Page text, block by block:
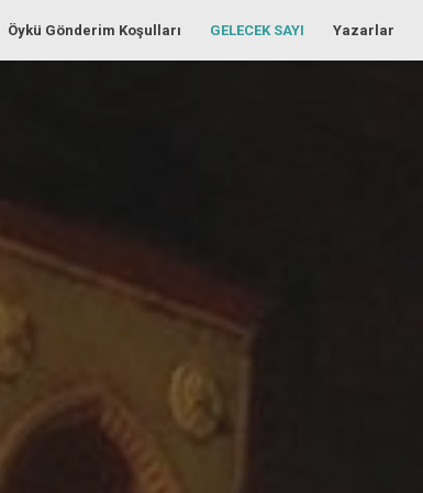
Öykü Gönderim Koşulları GELECEK SAYI Yazarlar